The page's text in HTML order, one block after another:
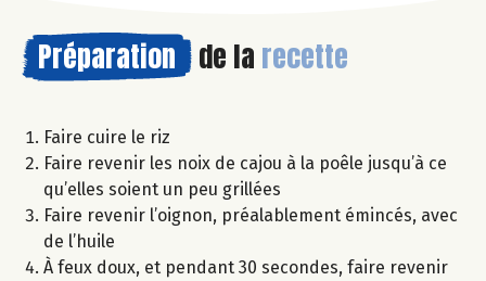
Préparation de la recette
Faire cuire le riz
Faire revenir les noix de cajou à la poêle jusqu’à ce
qu’elles soient un peu grillées
Faire revenir l’oignon, préalablement émincés, avec
de l’huile
À feux doux, et pendant 30 secondes, faire revenir